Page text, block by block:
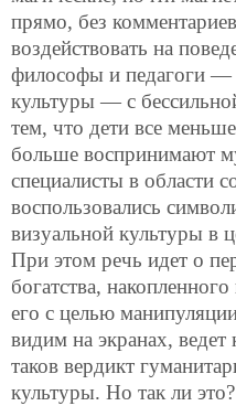
прямо, без
воздействовать на
философы и педагоги —
культуры — с
тем, что дети все
больше воспринимают
специалисты в области
воспользовались
визуальной культуры в
При этом речь идет о
богатства,
его с целью
видим на экранах,
таков вердикт
культуры. Но так ли